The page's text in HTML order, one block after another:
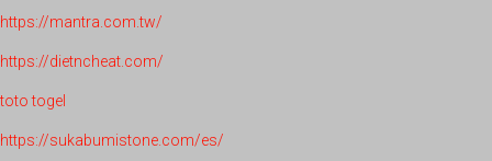
https://mantra.com.tw/
https://dietncheat.com/
toto togel
https://sukabumistone.com/es/